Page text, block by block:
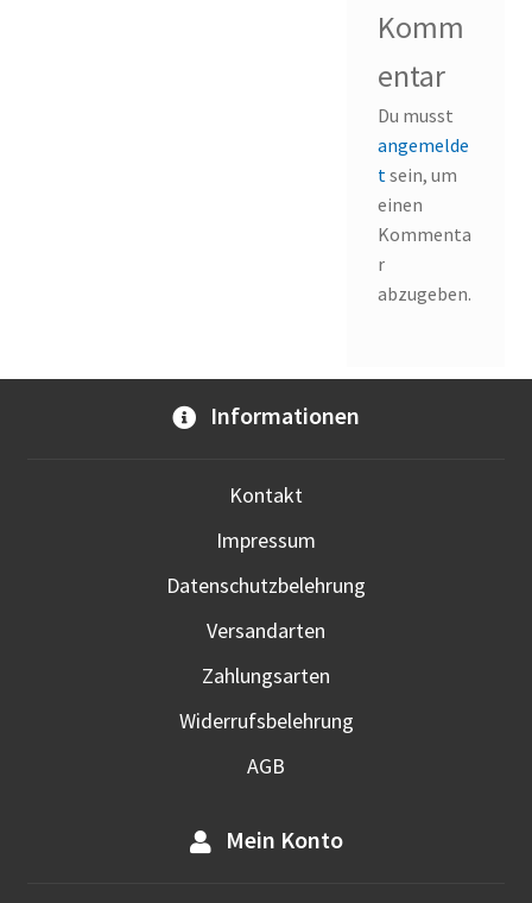
Komm
entar
Du musst
angemelde
tsein, um
einen
Kommenta
r
abzugeben.
Informationen
Kontakt
Impressum
Datenschutzbelehrung
Versandarten
Zahlungsarten
Widerrufsbelehrung
AGB
Mein Konto